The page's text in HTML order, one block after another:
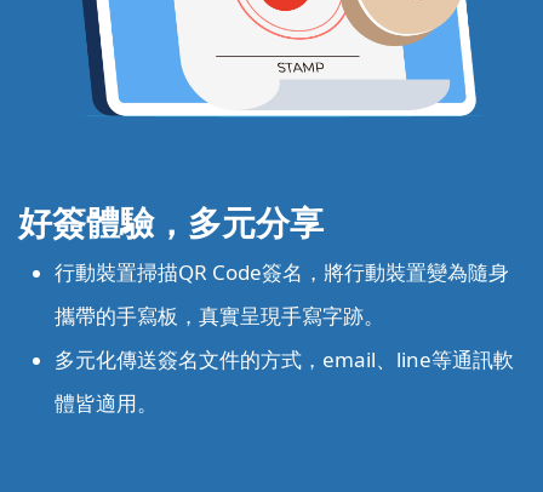
好簽體驗，多元分享
行動裝置掃描QR Code簽名，將行動裝置變為隨身
攜帶的手寫板，真實呈現手寫字跡。
多元化傳送簽名文件的方式，email、line等通訊軟
體皆適用。